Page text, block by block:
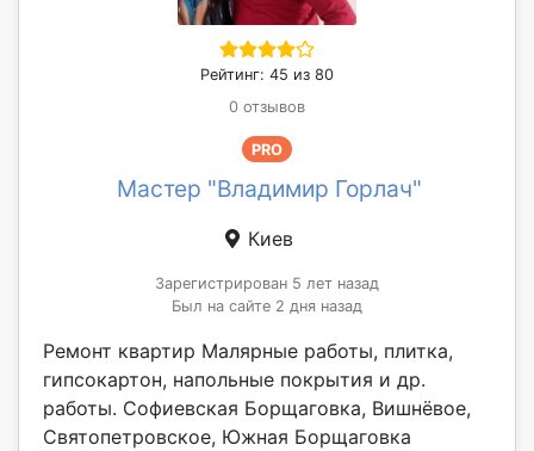
Рейтинг: 45 из 80
0 отзывов
PRO
Мастер "Владимир Горлач"
Киев
Зарегистрирован 5 лет назад
Был на сайте 2 дня назад
Ремонт квартир Малярные работы, плитка,
гипсокартон, напольные покрытия и др.
работы. Софиевская Борщаговка, Вишнёвое,
Святопетровское, Южная Борщаговка